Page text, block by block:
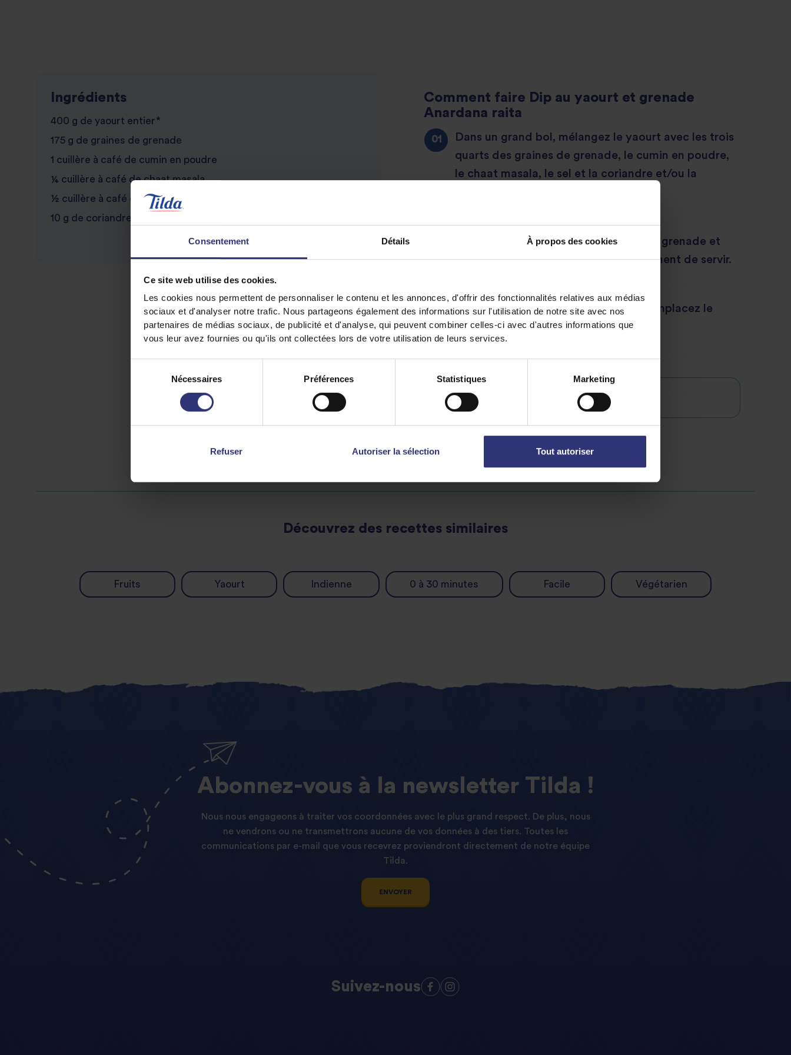
Consentement Détails À propos des cookies
Ce site web utilise des cookies.
Les cookies nous permettent de personnaliser le contenu et les annonces, d'offrir des fonctionnalités relatives aux médias
sociaux et d'analyser notre trafic. Nous partageons également des informations sur l'utilisation de notre site avec nos
partenaires de médias sociaux, de publicité et d'analyse, qui peuvent combiner celles-ci avec d'autres informations que
vous leur avez fournies ou qu'ils ont collectées lors de votre utilisation de leurs services.
consentement
Nécessaires Préférences Statistiques Marketing
Refuser Autoriser la sélection Tout autoriser
Ingrédients
400 g de yaourt entier*
175 g de graines de grenade
1 cuillère à café de cumin en poudre
¼ cuillère à café de chaat masala
½ cuillère à café de sel
10 g de coriandre et/ou de menthe fraîche, hachée
Comment faire Dip au yaourt et grenade
Anardana raita
Dans un grand bol, mélangez le yaourt avec les trois
quarts des graines de grenade, le cumin en poudre,
le chaat masala, le sel et la coriandre et/ou la
Garnissez avec le reste des graines de grenade et
réservez au réfrigérateur jusqu'au moment de servir.
Préférez-vous une version vegan ? Remplacez le
yaourt entier par du yaourt de coco.
Partager cette recette
Découvrez des recettes similaires
Fruits Yaourt Indienne 0 à 30 minutes Facile Végétarien
Abonnez-vous à la newsletter Tilda !
Nous nous engageons à traiter vos coordonnées avec le plus grand respect. De plus, nous
ne vendrons ou ne transmettrons aucune de vos données à des tiers. Toutes les
communications par e-mail que vous recevrez proviendront directement de notre équipe
Tilda.
ENVOYER
Suivez-nous